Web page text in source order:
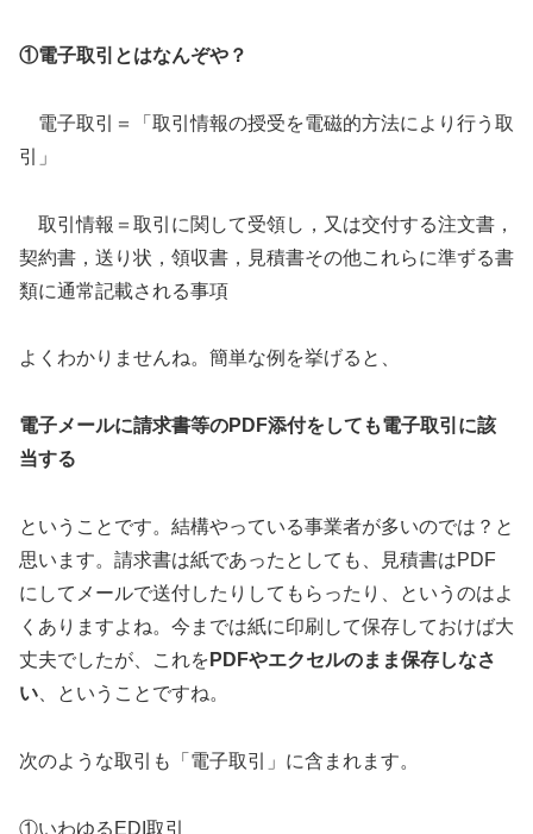
①電子取引とはなんぞや？
電子取引＝「取引情報の授受を電磁的方法により行う取
引」
取引情報＝取引に関して受領し，又は交付する注文書，
契約書，送り状，領収書，見積書その他これらに準ずる書
類に通常記載される事項
よくわかりませんね。簡単な例を挙げると、
電子メールに請求書等のPDF添付をしても電子取引に該
当する
ということです。結構やっている事業者が多いのでは？と
思います。請求書は紙であったとしても、見積書はPDF
にしてメールで送付したりしてもらったり、というのはよ
くありますよね。今までは紙に印刷して保存しておけば大
丈夫でしたが、これを PDFやエクセルのまま保存しなさ
い 、ということですね。
次のような取引も「電子取引」に含まれます。
①いわゆるEDI取引